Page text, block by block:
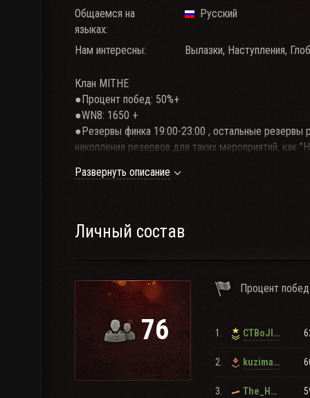
Общаемся на
языках:
Русский
Нам интересны: Вылазки, Наступления,
Клан MITHE
●Процент побед: 50%+
●WN8: 1650 +
●Резервы финка 19:00-23:00 , остальные резервы
накопления резервов для таких мероприятий, как
●связь Тим Спик обязательно! Есть свой чат
потом забить на клан, будут жестко присекаться.
● Всегда приветствуется способности полевого
●"Взять в клан брата/свата/коллегу под
люди будут так же фильтроваться Заместителями
●Для дам будут исключения.
Развернуть описание
Личный состав
76
Процент побед
1. CTBoJl_Tpyba_IIIaTaJl
2. kuziman25
3. The_How1